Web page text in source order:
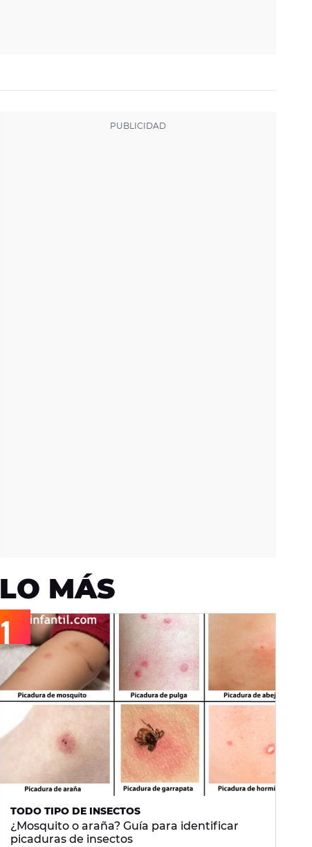
LO MÁS
TODO TIPO DE INSECTOS
¿Mosquito o araña? Guía para identificar
picaduras de insectos